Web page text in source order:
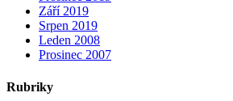
Září 2019
Srpen 2019
Leden 2008
Prosinec 2007
Rubriky